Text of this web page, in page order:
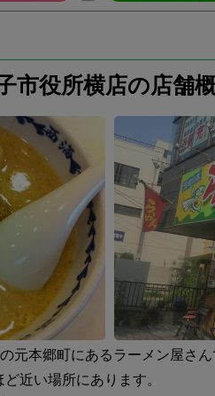
市役所横店の店舗
元本郷町にあるラーメン屋さん
近い場所にあります。